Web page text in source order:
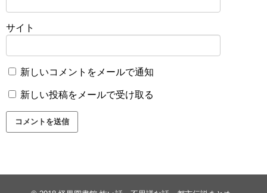
サイト
新しいコメントをメールで通知
新しい投稿をメールで受け取る